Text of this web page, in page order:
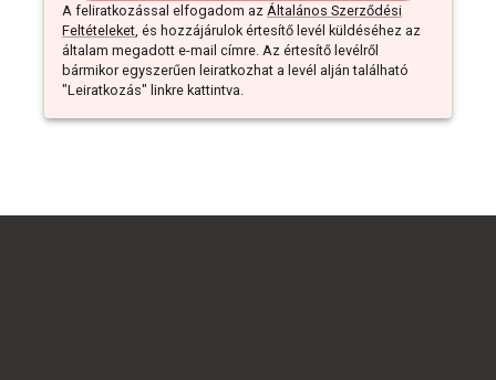
A feliratkozással elfogadom az Általános Szerződési
Feltételeket, és hozzájárulok értesítő levél küldéséhez az
általam megadott e-mail címre. Az értesítő levélről
bármikor egyszerűen leiratkozhat a levél alján található
"Leiratkozás" linkre kattintva.